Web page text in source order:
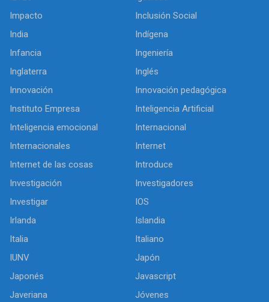
Impacto
Inclusión Social
India
Indígena
Infancia
Ingeniería
Inglaterra
Inglés
Innovación
Innovación pedagógica
Instituto Empresa
Inteligencia Artificial
Inteligencia emocional
Internacional
Internacionales
Internet
Internet de las cosas
Introduce
Investigación
Investigadores
Investigar
IOS
Irlanda
Islandia
Italia
Italiano
IUNV
Japón
Japonés
Javascript
Javeriana
Jóvenes